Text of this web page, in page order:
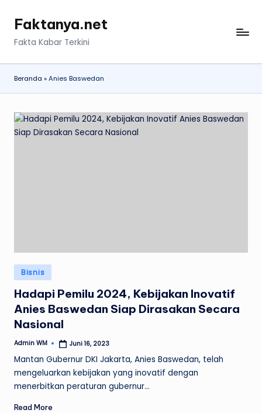
Faktanya.net
Fakta Kabar Terkini
Beranda »Anies Baswedan
Posted
in
Bisnis
Hadapi Pemilu 2024, Kebijakan Inovatif
Anies Baswedan Siap Dirasakan Secara
Nasional
Posted
Admin WM Juni 16, 2023
Mantan Gubernur DKI Jakarta, Anies Baswedan, telah
mengeluarkan kebijakan yang inovatif dengan
menerbitkan peraturan gubernur…
Read More